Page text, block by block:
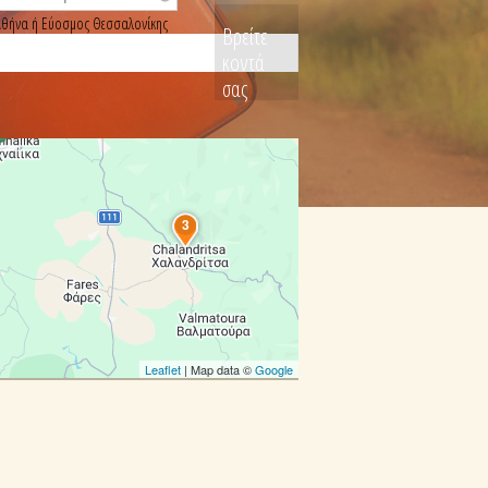
ή Εύοσμος Θεσσαλονίκης
Βρείτε
κοντά
σας
3
Leaflet | Map data ©Google